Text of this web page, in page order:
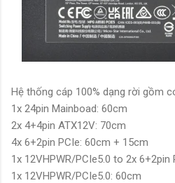
Hệ thống cáp 100% dạng rời gồm
1x 24pin Mainboad: 60cm
2x 4+4pin ATX12V: 70cm
4x 6+2pin PCIe: 60cm + 15cm
1x 12VHPWR/PCIe5.0 to 2x 6+2pin
1x 12VHPWR/PCIe5.0: 60cm